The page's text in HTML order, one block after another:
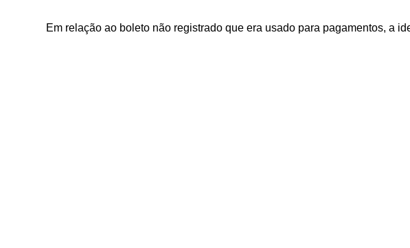
Em relação ao boleto não registrado que era usado para pagamentos, a